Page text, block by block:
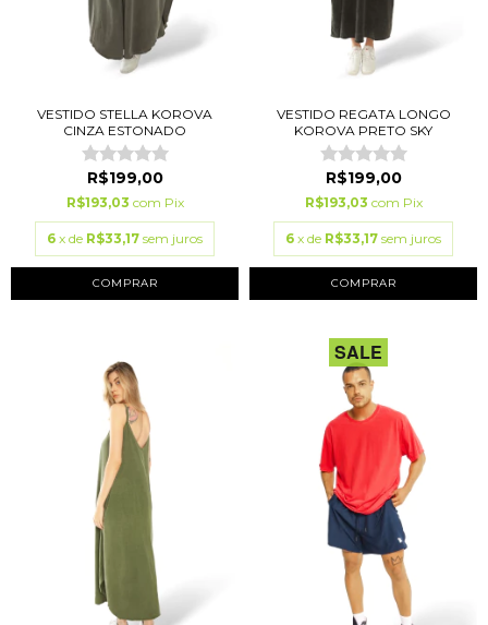
VESTIDO STELLA KOROVA
CINZA ESTONADO
R$199,00
R$193,03 com Pix
6 x de R$33,17 sem juros
COMPRAR
VESTIDO REGATA LONGO
KOROVA PRETO SKY
R$199,00
R$193,03 com Pix
6 x de R$33,17 sem juros
COMPRAR
SALE